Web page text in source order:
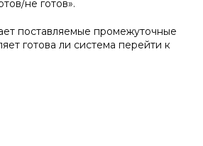
не готов».
поставляемые промежуточные
готова ли система перейти к